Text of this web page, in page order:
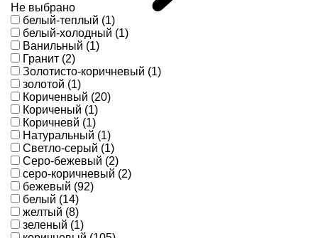
Не выбрано
белый-теплый (1)
белый-холодный (1)
Ванильный (1)
Гранит (2)
Золотисто-коричневый (1)
золотой (1)
Кориченвый (20)
Кориченый (1)
Коричневй (1)
Натуральный (1)
Светло-серый (1)
Серо-бежевый (2)
серо-коричневый (2)
бежевый (92)
белый (14)
желтый (8)
зеленый (1)